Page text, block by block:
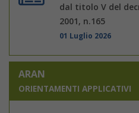
dal titolo V del
2001, n.165
01 Luglio 2026
ARAN
ORIENTAMENTI APPLICATIVI